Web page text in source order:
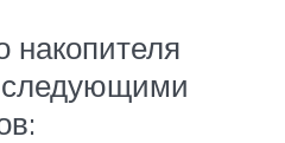
накопителя
следующими